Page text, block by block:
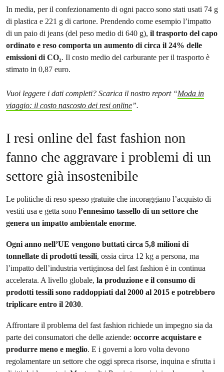
In media, per il confezionamento di ogni pacco sono stati usati 74 g
di plastica e 221 g di cartone. Prendendo come esempio l’impatto
di un paio di jeans (del peso medio di 640 g), il trasporto del capo
ordinato e reso comporta un aumento di circa il 24% delle
emissioni di CO₂. Il costo medio del carburante per il trasporto è
stimato in 0,87 euro.
Vuoi leggere i dati completi? Scarica il nostro report “Moda in
viaggio: il costo nascosto dei resi online”.
I resi online del fast fashion non
fanno che aggravare i problemi di un
settore già insostenibile
Le politiche di reso spesso gratuite che incoraggiano l’acquisto di
vestiti usa e getta sono l’ennesimo tassello di un settore che
genera un impatto ambientale enorme.
Ogni anno nell’UE vengono buttati circa 5,8 milioni di
tonnellate di prodotti tessili, ossia circa 12 kg a persona, ma
l’impatto dell’industria vertiginosa del fast fashion è in continua
accelerata. A livello globale, la produzione e il consumo di
prodotti tessili sono raddoppiati dal 2000 al 2015 e potrebbero
triplicare entro il 2030.
Affrontare il problema del fast fashion richiede un impegno sia da
parte dei consumatori che delle aziende: occorre acquistare e
produrre meno e meglio. E i governi a loro volta devono
regolamentare un settore che oggi spreca risorse, inquina e sfrutta i